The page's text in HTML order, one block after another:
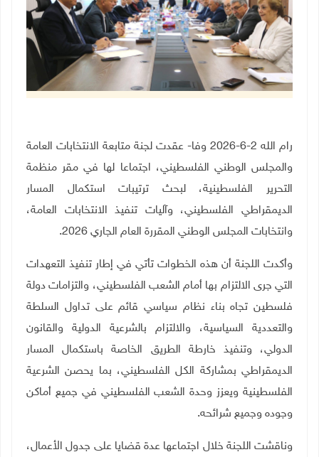
رام الله 2-6-2026 وفا- عقدت لجنة متابعة الانتخابات العامة
والمجلس الوطني الفلسطيني، اجتماعا لها في مقر منظمة
التحرير الفلسطينية، لبحث ترتيبات استكمال المسار
الديمقراطي الفلسطيني، وآليات تنفيذ الانتخابات العامة،
وانتخابات المجلس الوطني المقررة العام الجاري 2026.
وأكدت اللجنة أن هذه الخطوات تأتي في إطار تنفيذ التعهدات
التي جرى الالتزام بها أمام الشعب الفلسطيني، والتزامات دولة
فلسطين تجاه بناء نظام سياسي قائم على تداول السلطة
والتعددية السياسية، والالتزام بالشرعية الدولية والقانون
الدولي، وتنفيذ خارطة الطريق الخاصة باستكمال المسار
الديمقراطي بمشاركة الكل الفلسطيني، بما يحصن الشرعية
الفلسطينية ويعزز وحدة الشعب الفلسطيني في جميع أماكن
وجوده وجميع شرائحه.
وناقشت اللجنة خلال اجتماعها عدة قضايا على جدول الأعمال،